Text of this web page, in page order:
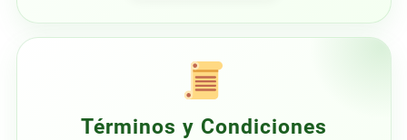
Términos y Condiciones